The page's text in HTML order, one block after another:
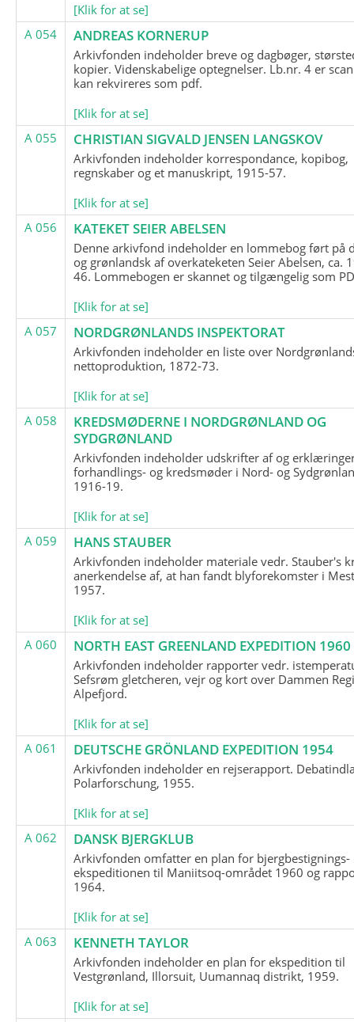
[Klik for at se]
A 054
ANDREAS KORNERUP
Arkivfonden indeholder breve og dagbøger,
kopier. Videnskabelige optegnelser. Lb.nr. 4 er
kan rekvireres som pdf.
[Klik for at se]
A 055
CHRISTIAN SIGVALD JENSEN LANGSKOV
Arkivfonden indeholder korrespondance, kopibog,
regnskaber og et manuskript, 1915-57.
[Klik for at se]
A 056
KATEKET SEIER ABELSEN
Denne arkivfond indeholder en lommebog ført på
og grønlandsk af overkateketen Seier Abelsen, ca.
46. Lommebogen er skannet og tilgængelig som
[Klik for at se]
A 057
NORDGRØNLANDS INSPEKTORAT
Arkivfonden indeholder en liste over
nettoproduktion, 1872-73.
[Klik for at se]
A 058
KREDSMØDERNE I NORDGRØNLAND OG
SYDGRØNLAND
Arkivfonden indeholder udskrifter af og
forhandlings- og kredsmøder i Nord- og
1916-19.
[Klik for at se]
A 059
HANS STAUBER
Arkivfonden indeholder materiale vedr. Stauber's
anerkendelse af, at han fandt blyforekomster i
1957.
[Klik for at se]
A 060
NORTH EAST GREENLAND EXPEDITION 1960
Arkivfonden indeholder rapporter vedr.
Sefsrøm gletcheren, vejr og kort over Dammen
Alpefjord.
[Klik for at se]
A 061
DEUTSCHE GRÖNLAND EXPEDITION 1954
Arkivfonden indeholder en rejserapport.
Polarforschung, 1955.
[Klik for at se]
A 062
DANSK BJERGKLUB
Arkivfonden omfatter en plan for bjergbestignings-
ekspeditionen til Maniitsoq-området 1960 og
1964.
[Klik for at se]
A 063
KENNETH TAYLOR
Arkivfonden indeholder en plan for ekspedition til
Vestgrønland, Illorsuit, Uumannaq distrikt, 1959.
[Klik for at se]